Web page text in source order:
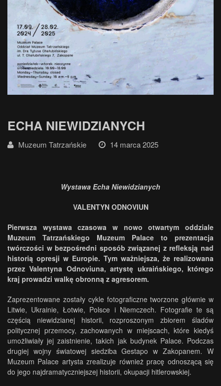
ECHA NIEWIDZIANYCH
Muzeum Tatrzańskie 14 marca 2025
Wystawa Echa Niewidzianych
VALENTYN ODNOVIUN
Pierwsza wystawa czasowa w nowo otwartym oddziale
Muzeum Tatrzańskiego Muzeum Palace to prezentacja
twórczości w bezpośredni sposób związanej z refleksją nad
historią opresji w Europie. Tym ważniejsza, że realizowana
przez Valentyna Odnoviuna, artystę ukraińskiego, którego
kraj prowadzi walkę obronną z agresorem.
Zaprezentowane zostały cykle fotograficzne tworzone głównie w
Litwie, Ukrainie, Łotwie, Polsce i Niemczech. Fotografie te są
częścią niewidzianej historii, rozproszonym zbiorem śladów
politycznej przemocy, zachowanych w miejscach, które kiedyś
umożliwiały jej zaistnienie, takich jak budynek Palace. Podczas
drugiej wojny światowej siedziba Gestapo w Zakopanem. W
Muzeum Palace artysta zrealizuje również pracę odnoszącą się
do jego najdramatyczniejszej historii, okupacji hitlerowskiej.